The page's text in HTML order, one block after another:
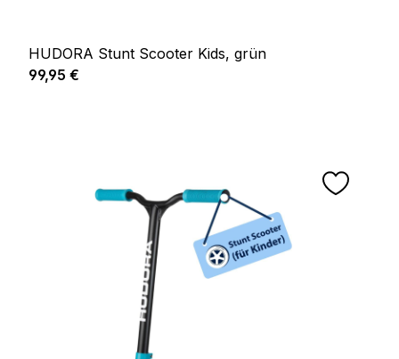
HUDORA Stunt Scooter Kids, grün
Regulärer Preis:
99,95 €